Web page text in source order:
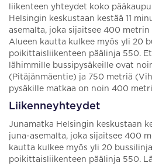
liikenteen yhteydet koko
Helsingin keskustaan kestää 11
asemalta, joka sijaitsee 400
Alueen kautta kulkee myös yli 20
poikittaisliikenteen päälinja 550.
lähimmille bussipysäkeille ovat
(Pitäjänmäentie) ja 750 metriä
pysäkille matkaa on noin 400
Liikenneyhteydet
Junamatka Helsingin keskustaan
juna-asemalta, joka sijaitsee 400
kautta kulkee myös yli 20
poikittaisliikenteen päälinja 550.